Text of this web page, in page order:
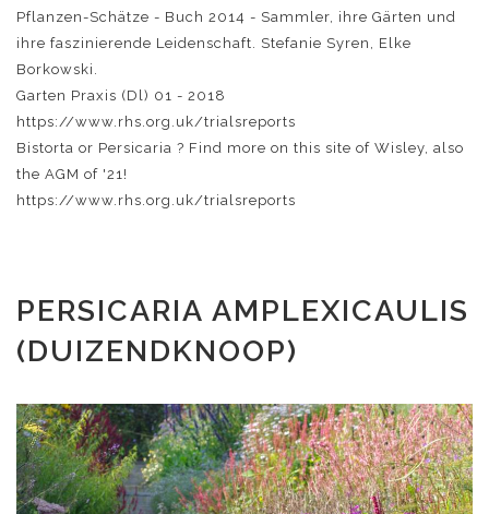
Pflanzen-Schätze - Buch 2014 - Sammler, ihre Gärten und
ihre faszinierende Leidenschaft. Stefanie Syren, Elke
Borkowski.
Garten Praxis (Dl) 01 - 2018
https://www.rhs.org.uk/trialsreports
Bistorta or Persicaria ? Find more on this site of Wisley, also
the AGM of '21!
https://www.rhs.org.uk/trialsreports
PERSICARIA AMPLEXICAULIS
(DUIZENDKNOOP)